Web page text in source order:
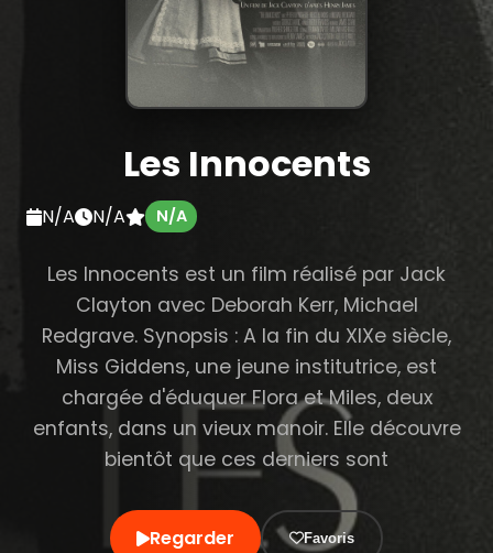
Les Innocents
N/A N/A N/A
Les Innocents est un film réalisé par Jack
Clayton avec Deborah Kerr, Michael
Redgrave. Synopsis : A la fin du XIXe siècle,
Miss Giddens, une jeune institutrice, est
chargée d'éduquer Flora et Miles, deux
enfants, dans un vieux manoir. Elle découvre
bientôt que ces derniers sont
Regarder Favoris